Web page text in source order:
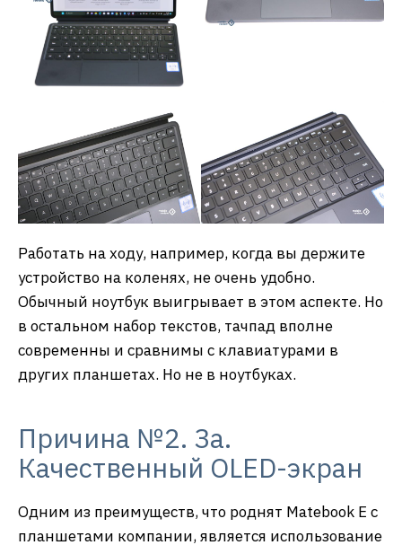
Работать на ходу, например, когда вы держите
устройство на коленях, не очень удобно.
Обычный ноутбук выигрывает в этом аспекте. Но
в остальном набор текстов, тачпад вполне
современны и сравнимы с клавиатурами в
других планшетах. Но не в ноутбуках.
Причина №2. За.
Качественный OLED-экран
Одним из преимуществ, что роднят Matebook E с
планшетами компании, является использование